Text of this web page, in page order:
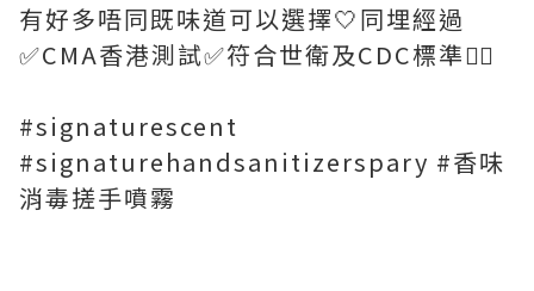
有好多唔同既味道可以選擇🤍同埋經過
✅CMA香港測試✅符合世衛及CDC標準👍🏻
#signaturescent
#signaturehandsanitizerspary #香味
消毒搓手噴霧